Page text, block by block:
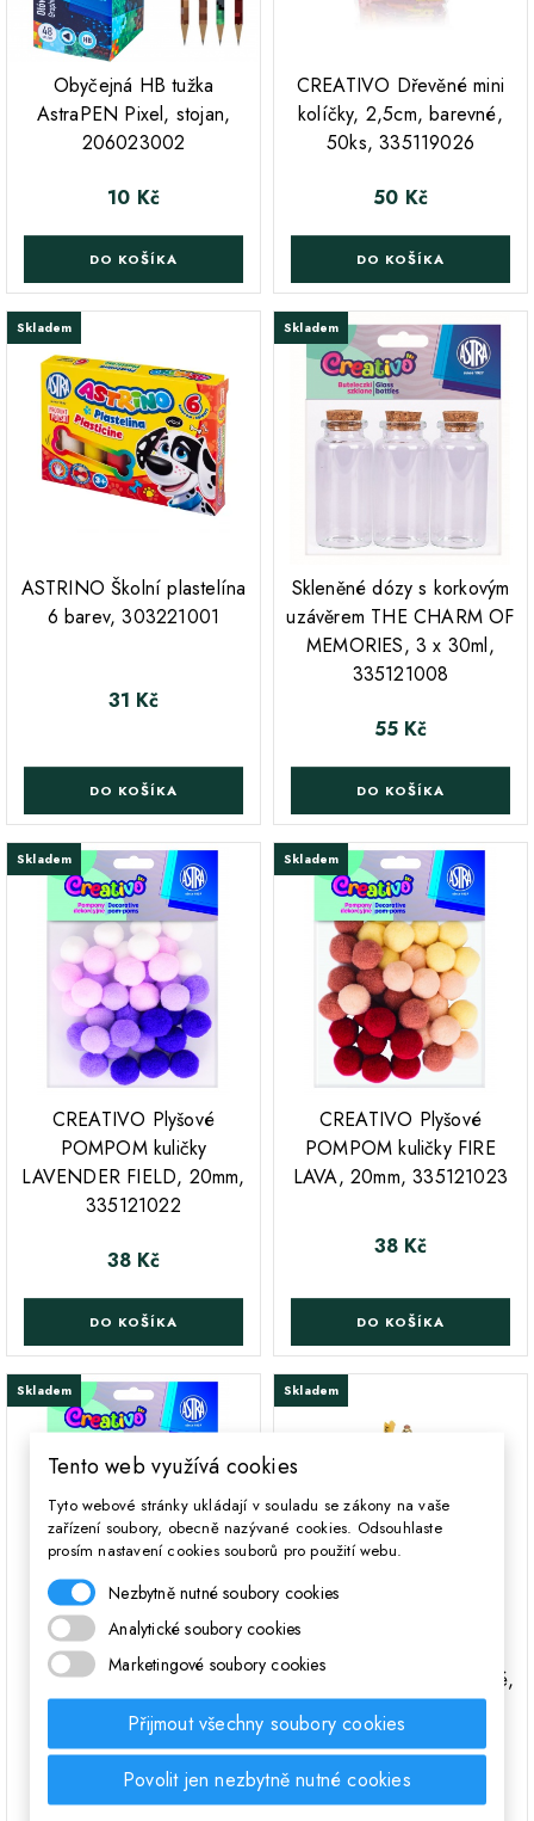
Obyčejná HB tužka
AstraPEN Pixel, stojan,
206023002
Cena
10 Kč
DO KOŠÍKA
CREATIVO Dřevěné mini
kolíčky, 2,5cm, barevné,
50ks, 335119026
Cena
50 Kč
DO KOŠÍKA
Skladem
ASTRINO Školní plastelína
6 barev, 303221001
Cena
31 Kč
DO KOŠÍKA
Skladem
Skleněné dózy s korkovým
uzávěrem THE CHARM OF
MEMORIES, 3 x 30ml,
335121008
Cena
55 Kč
DO KOŠÍKA
Skladem
CREATIVO Plyšové
POMPOM kuličky
LAVENDER FIELD, 20mm,
335121022
Cena
38 Kč
DO KOŠÍKA
Skladem
CREATIVO Plyšové
POMPOM kuličky FIRE
LAVA, 20mm, 335121023
Cena
38 Kč
DO KOŠÍKA
Skladem
CREATIVO Plyšové
POMPOM kuličky BLUE
LAGOON, 20mm,
335121020
Cena
38 Kč
;
Skladem
REAL MADRID CF, modré,
blistr, 201018002
Cena
31 Kč
Tento web využívá cookies
Tyto webové stránky ukládají v souladu se zákony na vaše
zařízení soubory, obecně nazývané cookies. Odsouhlaste
prosím nastavení cookies souborů pro použití webu.
Nezbytně nutné soubory cookies
Analytické soubory cookies
Marketingové soubory cookies
Přijmout všechny soubory cookies
Povolit jen nezbytně nutné cookies